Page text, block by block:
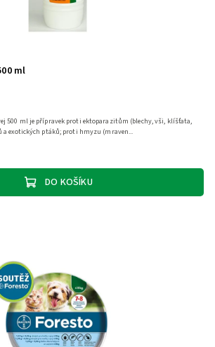
500 ml
DO KOŠÍKU
500 ml je přípravek proti ektoparazitům (blechy, vši, klíšťata,
a exotických ptáků; proti hmyzu (mraven...